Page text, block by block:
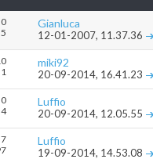
Gianluca
12-01-2007, 11.37.36
miki92
20-09-2014, 16.41.23
Luffio
20-09-2014, 12.05.55
Luffio
19-09-2014, 14.53.08